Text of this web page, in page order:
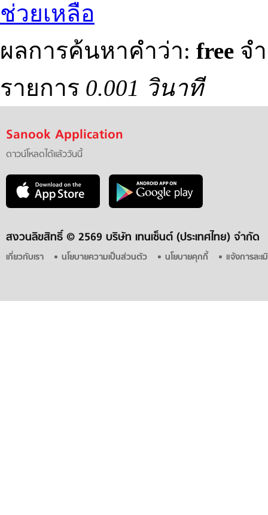
ช่วยเหลือ
ผลการค้นหาคำว่า: free จ
รายการ 0.001 วินาที
Sanook Application
ดาวน์โหลดได้แล้ววันนี้
สงวนลิขสิทธิ์ © 2569 บริษัท เทนเซ็นต์ (ประเทศไทย) จำกัด
เกี่ยวกับเรา นโยบายความเป็นส่วนตัว นโยบายคุกกี้ แจ้งการละ